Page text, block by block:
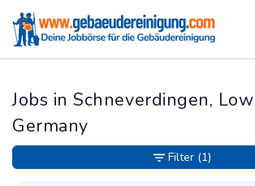
Jobs in Schneverdingen,
Germany
Filter (1)